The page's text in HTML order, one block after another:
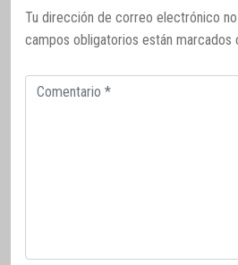
Tu dirección de correo electrónico
campos obligatorios están marcados
Comentario